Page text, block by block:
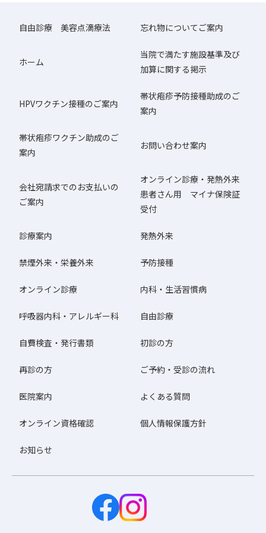
自由診療 美容点滴療法 忘れ物についてご案内
ホーム
当院で満たす施設基準及び
加算に関する掲示
HPVワクチン接種のご案内
帯状疱疹予防接種助成のご
案内
帯状疱疹ワクチン助成のご
案内
お問い合わせ案内
会社宛請求でのお支払いの
ご案内
オンライン診療・発熱外来
患者さん用 マイナ保険証
受付
診療案内 発熱外来
禁煙外来・栄養外来 予防接種
オンライン診療 内科・生活習慣病
呼吸器内科・アレルギー科 自由診療
自費検査・発行書類 初診の方
再診の方 ご予約・受診の流れ
医院案内 よくある質問
オンライン資格確認 個人情報保護方針
お知らせ